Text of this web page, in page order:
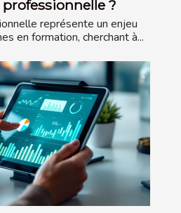
?
représente un enjeu
en formation, cherchant à...